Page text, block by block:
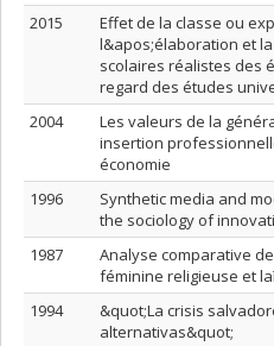
2015
Effet de la classe ou
l&apos;élaboration et
scolaires réalistes des
regard des études
2004
Les valeurs de la
insertion
économie
1996
Synthetic media and
the sociology of
1987
Analyse comparative
féminine religieuse et
1994
&quot;La crisis
alternativas&quot;